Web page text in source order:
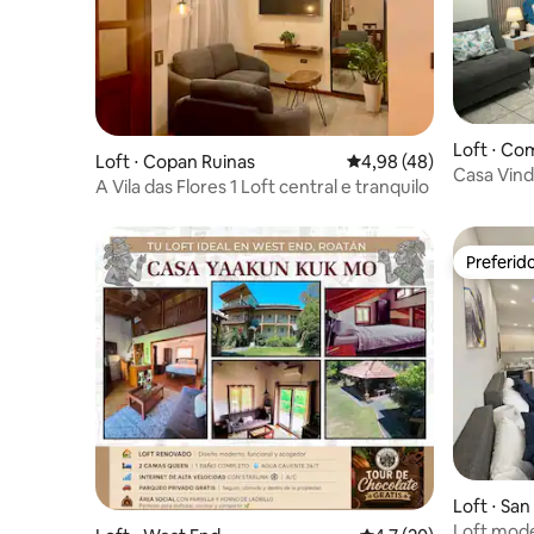
Loft ⋅ Copan Ruinas 4,98 de uma
4,98 (48)
A Vila das Flores 1 Loft central e tranquilo
Loft ⋅
Casa Vindel Loft para 3 no
Loft ⋅